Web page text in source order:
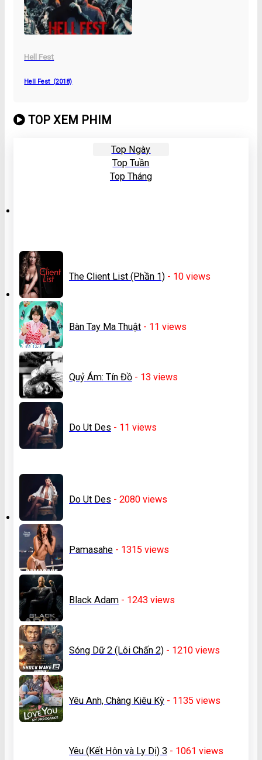
Hell Fest
Hell Fest (2018)
TOP XEM PHIM
Top Ngày
Top Tuần
Top Tháng
The Client List (Phần 1) - 10 views
Bàn Tay Ma Thuật - 11 views
Quỷ Ám: Tín Đồ - 13 views
Do Ut Des - 11 views
Do Ut Des - 2080 views
Pamasahe - 1315 views
Black Adam - 1243 views
Sóng Dữ 2 (Lôi Chấn 2) - 1210 views
Yêu Anh, Chàng Kiêu Kỳ - 1135 views
Yêu (Kết Hôn và Ly Dị) 3 - 1061 views